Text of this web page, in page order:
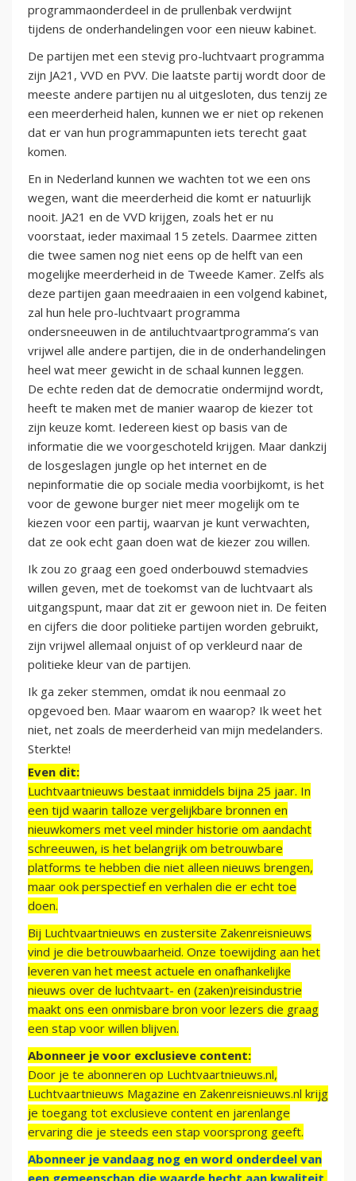
programmaonderdeel in de prullenbak verdwijnt
tijdens de onderhandelingen voor een nieuw kabinet.
De partijen met een stevig pro-luchtvaart programma
zijn JA21, VVD en PVV. Die laatste partij wordt door de
meeste andere partijen nu al uitgesloten, dus tenzij ze
een meerderheid halen, kunnen we er niet op rekenen
dat er van hun programmapunten iets terecht gaat
komen.
En in Nederland kunnen we wachten tot we een ons
wegen, want die meerderheid die komt er natuurlijk
nooit. JA21 en de VVD krijgen, zoals het er nu
voorstaat, ieder maximaal 15 zetels. Daarmee zitten
die twee samen nog niet eens op de helft van een
mogelijke meerderheid in de Tweede Kamer. Zelfs als
deze partijen gaan meedraaien in een volgend kabinet,
zal hun hele pro-luchtvaart programma
ondersneeuwen in de antiluchtvaartprogramma’s van
vrijwel alle andere partijen, die in de onderhandelingen
heel wat meer gewicht in de schaal kunnen leggen.
De echte reden dat de democratie ondermijnd wordt,
heeft te maken met de manier waarop de kiezer tot
zijn keuze komt. Iedereen kiest op basis van de
informatie die we voorgeschoteld krijgen. Maar dankzij
de losgeslagen jungle op het internet en de
nepinformatie die op sociale media voorbijkomt, is het
voor de gewone burger niet meer mogelijk om te
kiezen voor een partij, waarvan je kunt verwachten,
dat ze ook echt gaan doen wat de kiezer zou willen.
Ik zou zo graag een goed onderbouwd stemadvies
willen geven, met de toekomst van de luchtvaart als
uitgangspunt, maar dat zit er gewoon niet in. De feiten
en cijfers die door politieke partijen worden gebruikt,
zijn vrijwel allemaal onjuist of op verkleurd naar de
politieke kleur van de partijen.
Ik ga zeker stemmen, omdat ik nou eenmaal zo
opgevoed ben. Maar waarom en waarop? Ik weet het
niet, net zoals de meerderheid van mijn medelanders.
Sterkte!
Even dit:
Luchtvaartnieuws bestaat inmiddels bijna 25 jaar. In
een tijd waarin talloze vergelijkbare bronnen en
nieuwkomers met veel minder historie om aandacht
schreeuwen, is het belangrijk om betrouwbare
platforms te hebben die niet alleen nieuws brengen,
maar ook perspectief en verhalen die er echt toe
doen.
Bij Luchtvaartnieuws en zustersite Zakenreisnieuws
vind je die betrouwbaarheid. Onze toewijding aan het
leveren van het meest actuele en onafhankelijke
nieuws over de luchtvaart- en (zaken)reisindustrie
maakt ons een onmisbare bron voor lezers die graag
een stap voor willen blijven.
Abonneer je voor exclusieve content:
Door je te abonneren op Luchtvaartnieuws.nl,
Luchtvaartnieuws Magazine en Zakenreisnieuws.nl krijg
je toegang tot exclusieve content en jarenlange
ervaring die je steeds een stap voorsprong geeft.
Abonneer je vandaag nog en word onderdeel van